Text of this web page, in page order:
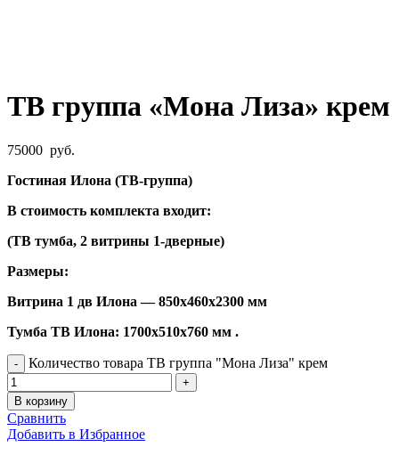
ТВ группа «Мона Лиза» крем
75000 руб.
Гостиная Илона (ТВ-группа)
В стоимость комплекта входит:
(ТВ тумба, 2 витрины 1-дверные)
Размеры:
Витрина 1 дв Илона — 850х460х2300 мм
Тумба ТВ Илона: 1700х510х760 мм .
Количество товара ТВ группа "Мона Лиза" крем
В корзину
Сравнить
Добавить в Избранное